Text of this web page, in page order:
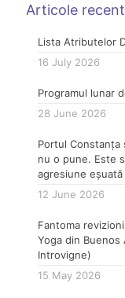
Articole
Lista Atributelor
16 July 2026
Programul lunar
28 June 2026
Portul Constanța
nu o pune. Este
agresiune
12 June 2026
Fantoma
Yoga din
Introvigne)
15 May 2026